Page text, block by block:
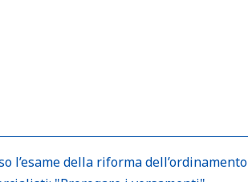
l’esame della riforma dell’ordinamento